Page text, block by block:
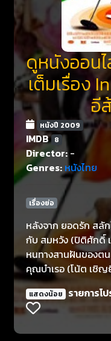
ดูหนังออน
เต็มเรื่อง
อี
หนังปี 2009
IMDB 8
Director: -
Genres: หนังไทย
เรื่องย่อ
หลังจาก ยอดรัก สลั
กับ สมหวัง (ปิติศักดิ์
หนทางสานฝันของต
คุณบำเรอ (โน้ต เชิ
ลูกสาว ดิ้นรนเข้ามาห
(ค่อม ชวนชื่น) กับ ชม
ที่ติดสอยห้อยตามมา
แสดงน้อย รายการโ